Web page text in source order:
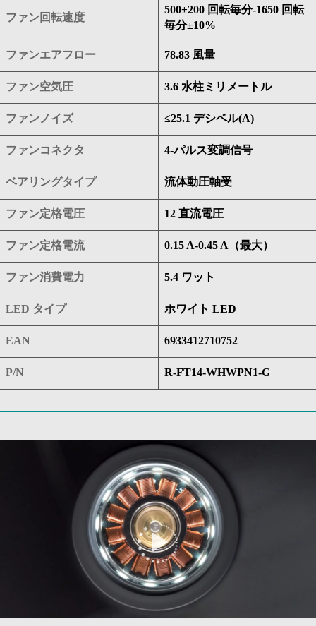
ファン回転速度
500±200 回転毎分-1650 回転
毎分±10%
ファンエアフロー 78.83 風量
ファン空気圧 3.6 水柱ミリメートル
ファンノイズ ≤25.1 デシベル(A)
ファンコネクタ 4-パルス変調信号
ベアリングタイプ 流体動圧軸受
ファン定格電圧 12 直流電圧
ファン定格電流 0.15 A-0.45 A（最大）
ファン消費電力 5.4 ワット
LED タイプ ホワイト LED
EAN 6933412710752
P/N R-FT14-WHWPN1-G